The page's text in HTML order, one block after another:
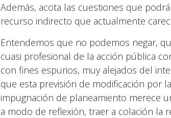
Además, acota las cuestiones que
recurso indirecto que actualmente
Entendemos que no podemos negar,
cuasi profesional de la acción pública
con fines espurios, muy alejados del
que esta previsión de modificación por
impugnación de planeamiento merece
a modo de reflexión, traer a colación la